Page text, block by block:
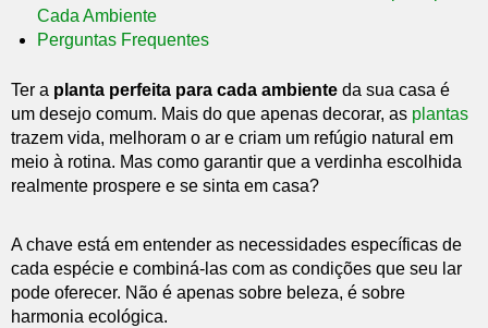
Cada Ambiente
Perguntas Frequentes
Ter a planta perfeita para cada ambiente da sua casa é
um desejo comum. Mais do que apenas decorar, as plantas
trazem vida, melhoram o ar e criam um refúgio natural em
meio à rotina. Mas como garantir que a verdinha escolhida
realmente prospere e se sinta em casa?
A chave está em entender as necessidades específicas de
cada espécie e combiná-las com as condições que seu lar
pode oferecer. Não é apenas sobre beleza, é sobre
harmonia ecológica.